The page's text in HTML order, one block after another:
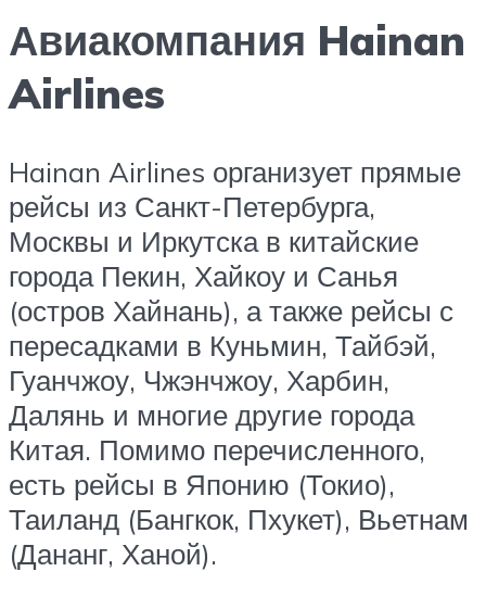
Авиакомпания Hainan
Airlines
Hainan Airlines организует прямые
рейсы из Санкт-Петербурга,
Москвы и Иркутска в китайские
города Пекин, Хайкоу и Санья
(остров Хайнань), а также рейсы с
пересадками в Куньмин, Тайбэй,
Гуанчжоу, Чжэнчжоу, Харбин,
Далянь и многие другие города
Китая. Помимо перечисленного,
есть рейсы в Японию (Токио),
Таиланд (Бангкок, Пхукет), Вьетнам
(Дананг, Ханой).